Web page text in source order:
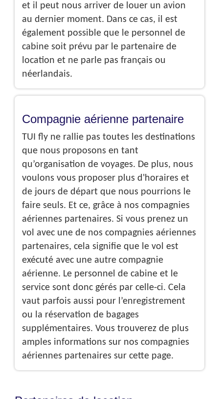
et il peut nous arriver de louer un avion
au dernier moment. Dans ce cas, il est
également possible que le personnel de
cabine soit prévu par le partenaire de
location et ne parle pas français ou
néerlandais.
Compagnie aérienne partenaire
TUI fly ne rallie pas toutes les destinations
que nous proposons en tant
qu’organisation de voyages. De plus, nous
voulons vous proposer plus d'horaires et
de jours de départ que nous pourrions le
faire seuls. Et ce, grâce à nos compagnies
aériennes partenaires. Si vous prenez un
vol avec une de nos compagnies aériennes
partenaires, cela signifie que le vol est
exécuté avec une autre compagnie
aérienne. Le personnel de cabine et le
service sont donc gérés par celle-ci. Cela
vaut parfois aussi pour l’enregistrement
ou la réservation de bagages
supplémentaires. Vous trouverez de plus
amples informations sur nos compagnies
aériennes partenaires sur cette page.